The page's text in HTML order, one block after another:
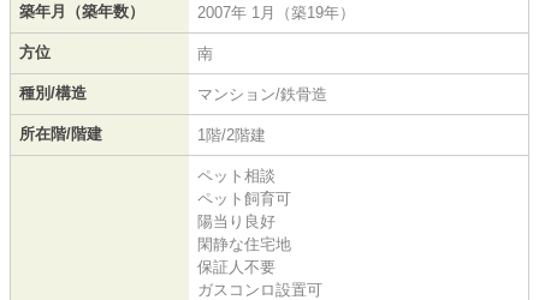
築年月（築年数） 2007年 1月（築19年）
方位 南
種別/構造 マンション/鉄骨造
所在階/階建 1階/2階建
ペット相談
ペット飼育可
陽当り良好
閑静な住宅地
保証人不要
ガスコンロ設置可